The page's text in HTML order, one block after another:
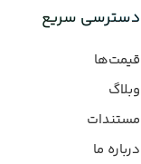
دسترسی سریع
قیمت‌ها
وبلاگ
مستندات
درباره ما